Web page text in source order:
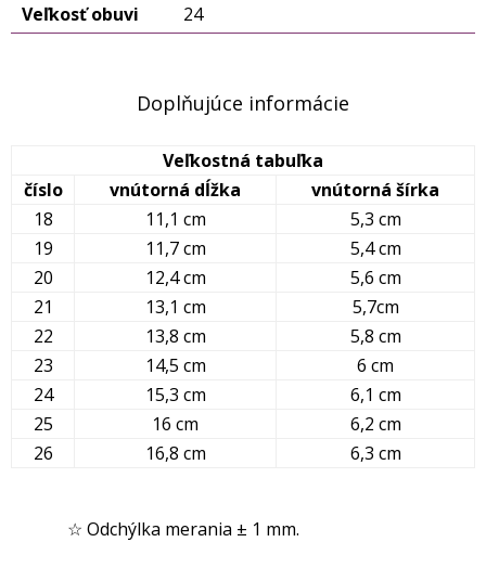
Veľkosť obuvi 24
Doplňujúce informácie
Veľkostná tabuľka
číslo
vnútorná dĺžka
vnútorná šírka
18
11,1 cm
5,3 cm
19
11,7 cm
5,4 cm
20
12,4 cm
5,6 cm
21
13,1 cm
5,7cm
22
13,8 cm
5,8 cm
23
14,5 cm
6 cm
24
15,3 cm
6,1 cm
25
16 cm
6,2 cm
26
16,8 cm 6,3 cm
☆ Odchýlka merania ± 1 mm.